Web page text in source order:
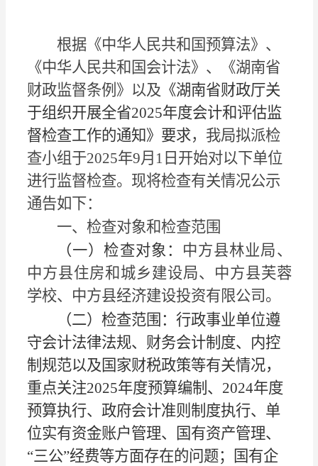
根据《中华人民共和国预算法》、
《中华人民共和国会计法》、《湖南省
财政监督条例》 以及 《湖南省财政厅关
于组织开展全省2025年度会计和评估监
督检查工作的通知》 要求，我局拟派检
查小组于2025年9月 1 日开始对以下单位
进行监督检查。现将检查有关情况公示
通告如下：
一、检查对象和检查范围
（一） 检查对象： 中方县林业局、
中方县住房和城乡建设局、中方县芙蓉
学校、中方县经济建设投资有限公司。
（二） 检查范围：行政事业单位遵
守会计法律法规、财务会计制度、内控
制规范以及国家财税政策等有关情况，
重点关注2025年度预算编制、2024年度
预算执行、政府会计准则制度执行、单
位实有资金账户管理、国有资产管理、
“三公”经费等方面存在的问题；国有企